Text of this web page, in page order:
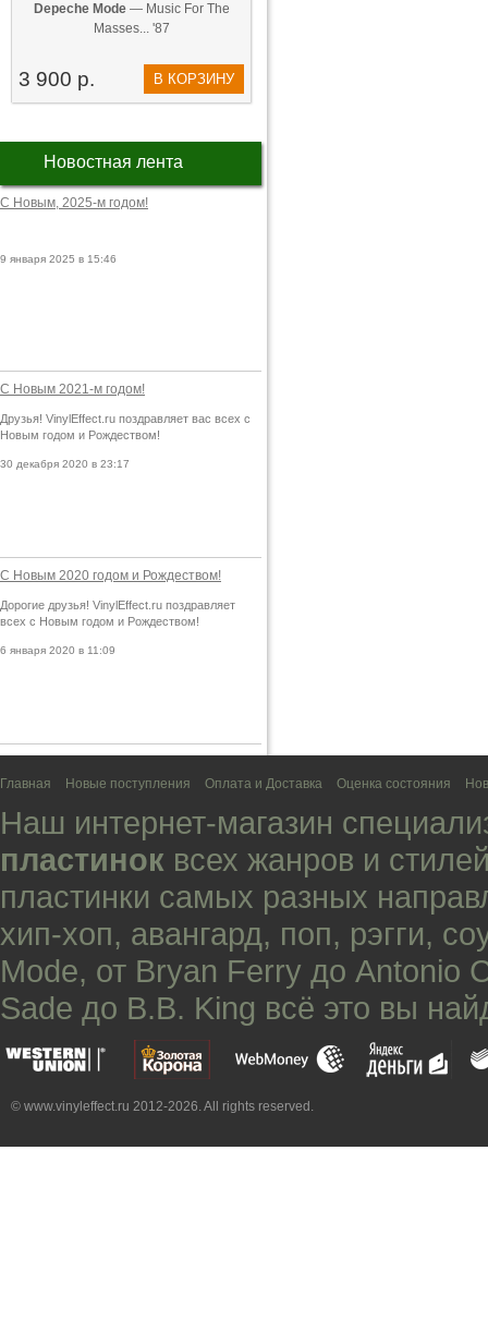
Depeche Mode— Music For The
Masses... '87
3 900 р. В КОРЗИНУ
Новостная лента
С Новым, 2025-м годом!
9 января 2025 в 15:46
С Новым 2021-м годом!
Друзья! VinylEffect.ru поздравляет вас всех с
Новым годом и Рождеством!
30 декабря 2020 в 23:17
С Новым 2020 годом и Рождеством!
Дорогие друзья! VinylEffect.ru поздравляет
всех с Новым годом и Рождеством!
6 января 2020 в 11:09
Главная Новые поступления Оплата и Доставка Оценка состояния
Наш интернет-магазин
пластинок всех жанров и
пластинки самых разных
хип-хоп, авангард, поп, рэгги,
Mode, от Bryan Ferry до Antonio
Sade до B.B. King всё это вы
© www.vinyleffect.ru 2012-2026. All rights reserved.